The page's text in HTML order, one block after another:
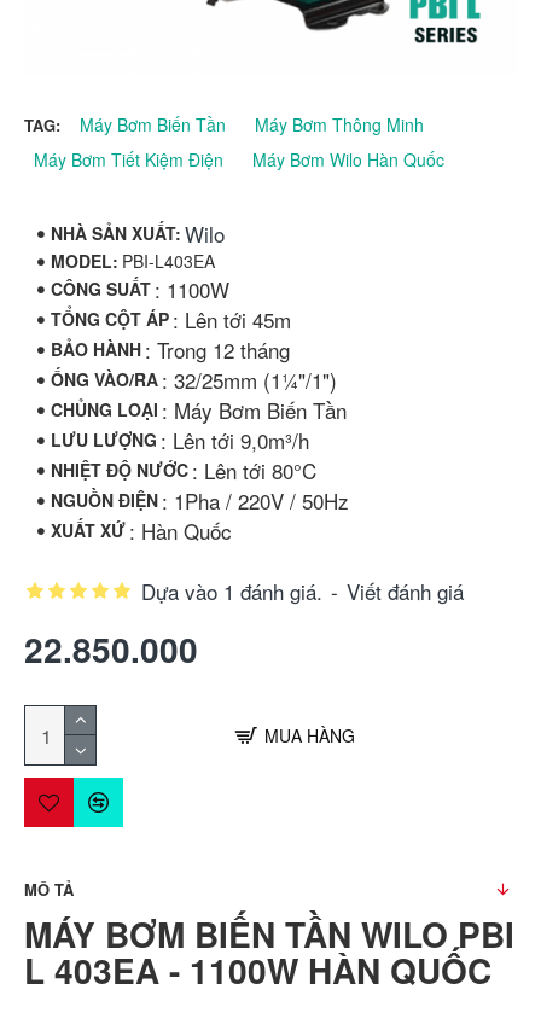
TAG: Máy Bơm Biến Tần
Máy Bơm Thông Minh
Máy Bơm Tiết Kiệm Điện
Máy Bơm Wilo Hàn Quốc
NHÀ SẢN XUẤT: Wilo
MODEL: PBI-L403EA
CÔNG SUẤT : 1100W
TỔNG CỘT ÁP : Lên tới 45m
BẢO HÀNH : Trong 12 tháng
ỐNG VÀO/RA : 32/25mm (1¼"/1")
CHỦNG LOẠI : Máy Bơm Biến Tần
LƯU LƯỢNG : Lên tới 9,0m³/h
NHIỆT ĐỘ NƯỚC : Lên tới 80°C
NGUỒN ĐIỆN : 1Pha / 220V / 50Hz
XUẤT XỨ : Hàn Quốc
Dựa vào 1 đánh giá. - Viết đánh giá
22.850.000
MUA HÀNG
MÔ TẢ
MÁY BƠM BIẾN TẦN WILO PBI
L 403EA - 1100W HÀN QUỐC